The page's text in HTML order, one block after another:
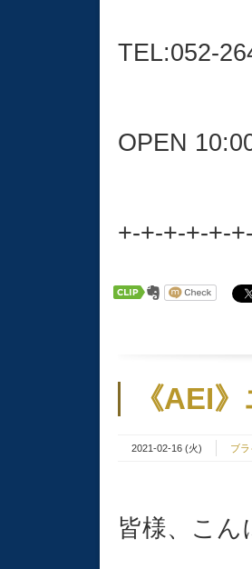
TEL:052-
OPEN
+-+-+-+-+-
《AEI
2021-02-16 (火) ブ
皆様、こん